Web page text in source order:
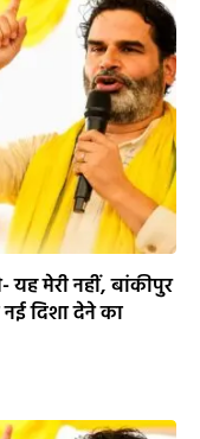
यह मेरी नहीं, बांकीपुर
नई दिशा देने का